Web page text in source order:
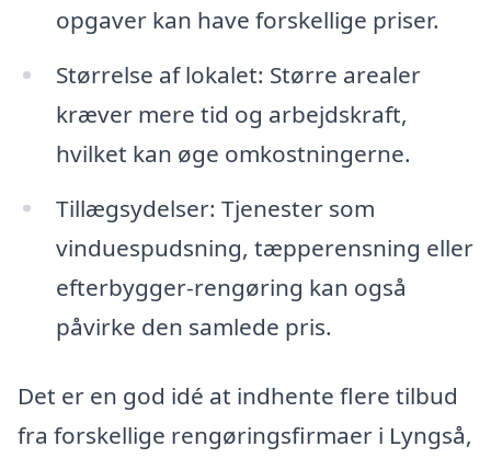
opgaver kan have forskellige priser.
Størrelse af lokalet: Større arealer
kræver mere tid og arbejdskraft,
hvilket kan øge omkostningerne.
Tillægsydelser: Tjenester som
vinduespudsning, tæpperensning eller
efterbygger-rengøring kan også
påvirke den samlede pris.
Det er en god idé at indhente flere tilbud
fra forskellige rengøringsfirmaer i Lyngså,